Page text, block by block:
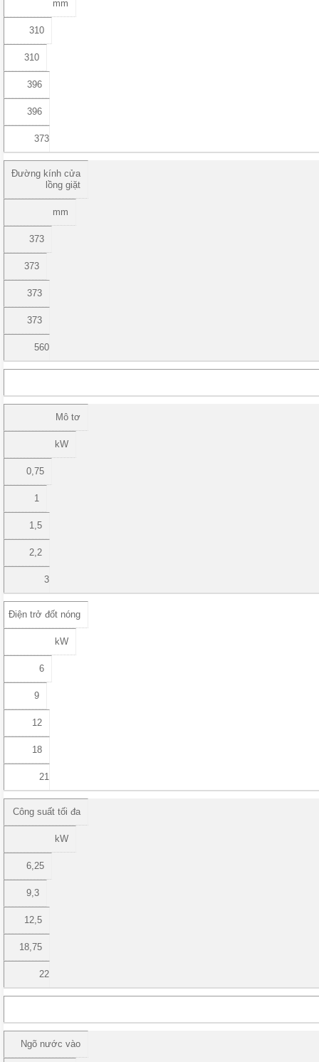
mm
310
310
396
396
373
Đường kính cửa
lồng giặt
mm
373
373
373
373
560
Mô tơ
kW
0,75
1
1,5
2,2
3
Điện trở đốt nóng
kW
6
9
12
18
21
Công suất tối đa
kW
6,25
9,3
12,5
18,75
22
Ngõ nước vào